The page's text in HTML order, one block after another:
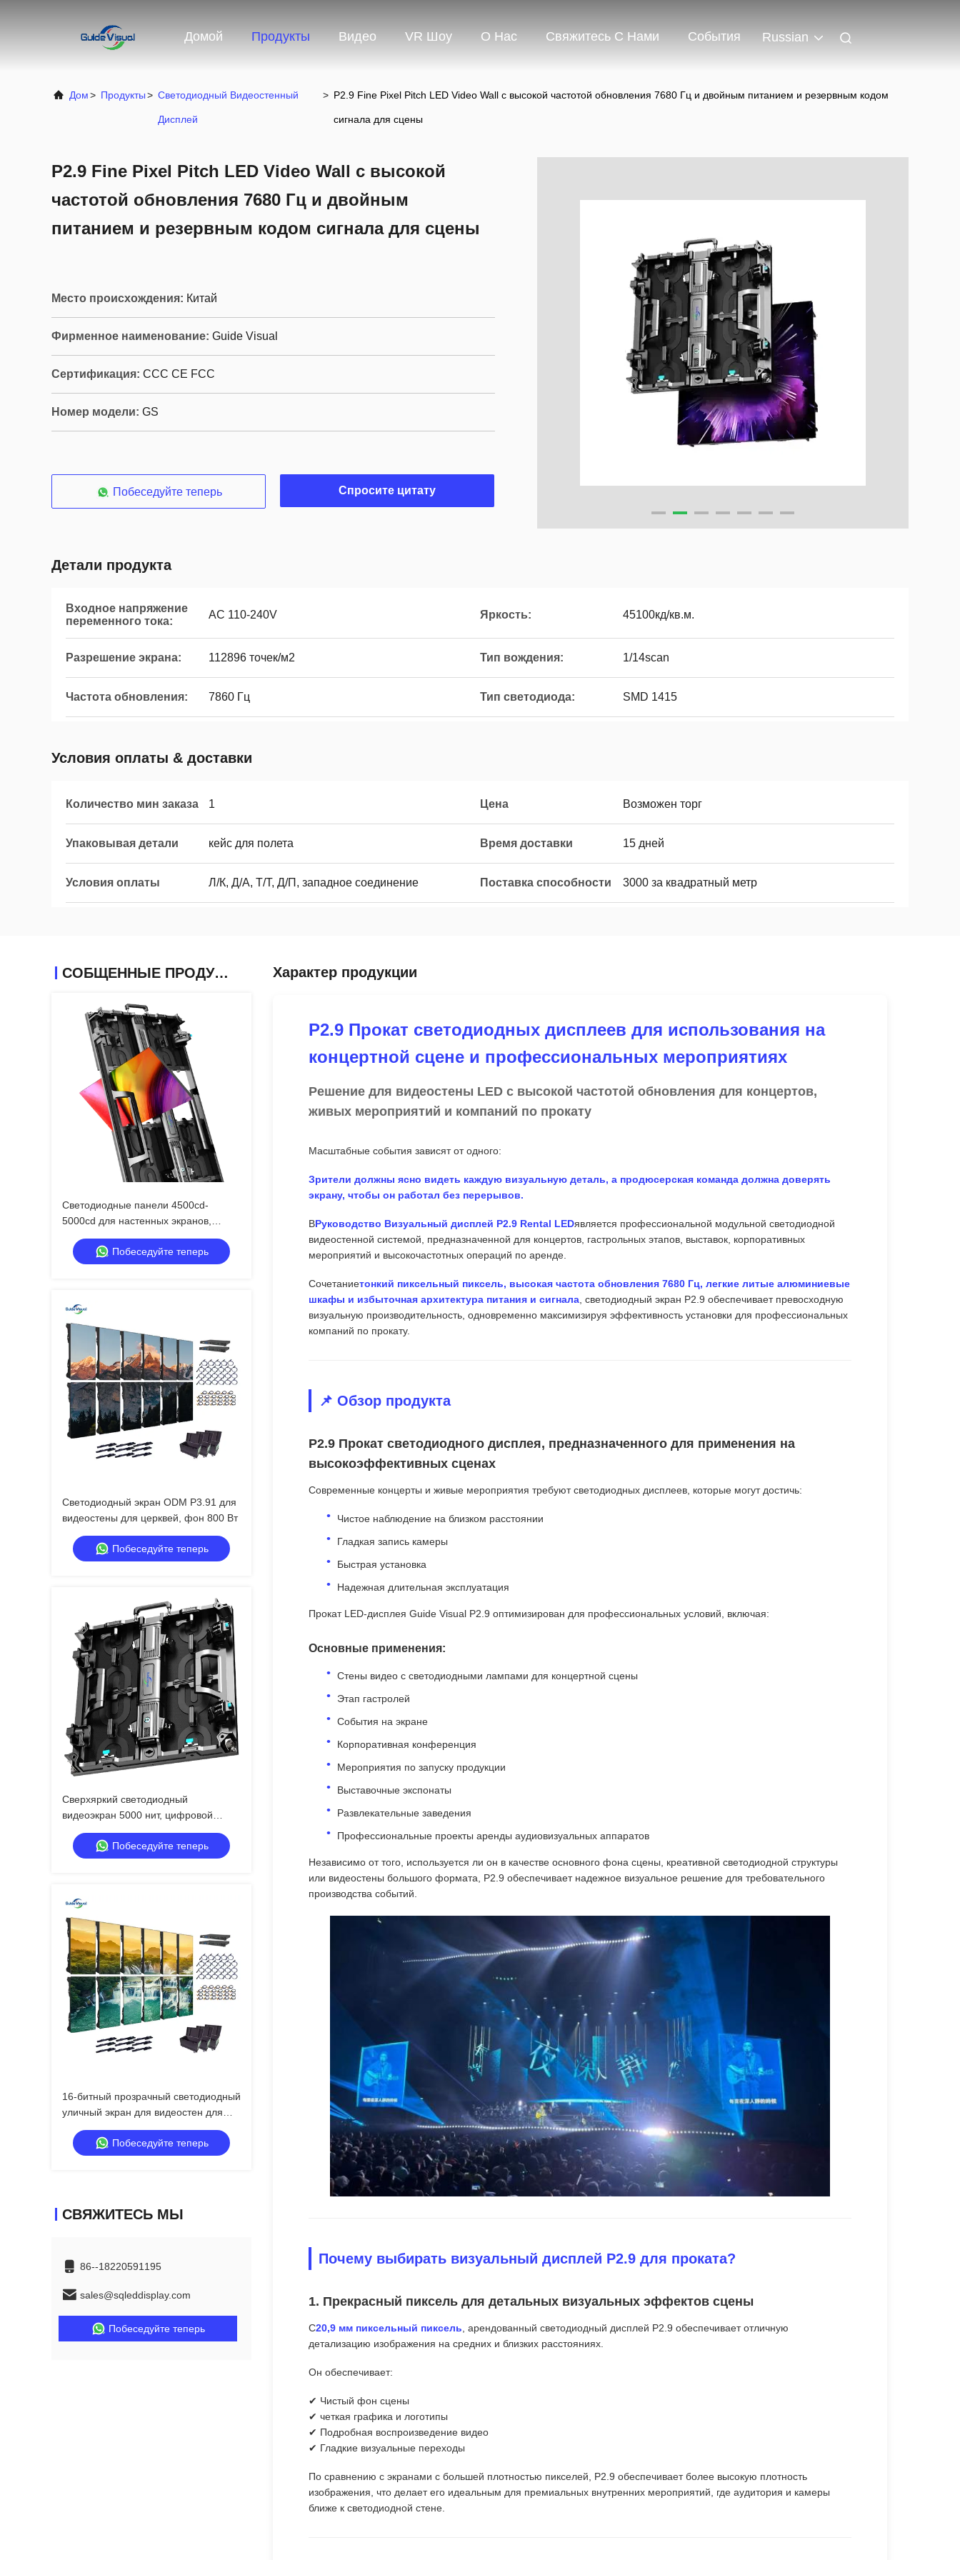
Домой Продукты Видео VR Шоу О Нас Свяжитесь С Нами События Russian
Дом> Продукты> Светодиодный Видеостенный
Дисплей
> P2.9 Fine Pixel Pitch LED Video Wall с высокой частотой обновления 7680 Гц и двойным питанием и резервным кодом
сигнала для сцены
P2.9 Fine Pixel Pitch LED Video Wall с высокой
частотой обновления 7680 Гц и двойным
питанием и резервным кодом сигнала для сцены
Место происхождения: Китай
Фирменное наименование: Guide Visual
Сертификация: CCC CE FCC
Номер модели: GS
Побеседуйте теперь Спросите цитату
Детали продукта
Входное напряжение
переменного тока:
AC 110-240V Яркость: 45100кд/кв.м.
Разрешение экрана: 112896 точек/м2 Тип вождения: 1/14scan
Частота обновления: 7860 Гц Тип светодиода: SMD 1415
Условия оплаты & доставки
Количество мин заказа 1 Цена Возможен торг
Упаковывая детали кейс для полета Время доставки 15 дней
Условия оплаты Л/К, Д/А, Т/Т, Д/П, западное соединение Поставка способности 3000 за квадратный метр
СОБЩЕННЫЕ ПРОДУКТЫ
Светодиодные панели 4500cd-
5000cd для настенных экранов,
цифровых дисплеев для наружной
рекламы
Побеседуйте теперь
Светодиодный экран ODM P3.91 для
видеостены для церквей, фон 800 Вт
Побеседуйте теперь
Сверхяркий светодиодный
видеоэкран 5000 нит, цифровой
экран P2.9 P3.9 для торгового центра
Побеседуйте теперь
16-битный прозрачный светодиодный
уличный экран для видеостен для
выставок и шоу
Побеседуйте теперь
СВЯЖИТЕСЬ МЫ
86--18220591195
sales@sqleddisplay.com
Побеседуйте теперь
Характер продукции
P2.9 Прокат светодиодных дисплеев для использования на
концертной сцене и профессиональных мероприятиях
Решение для видеостены LED с высокой частотой обновления для концертов,
живых мероприятий и компаний по прокату
Масштабные события зависят от одного:
Зрители должны ясно видеть каждую визуальную деталь, а продюсерская команда должна доверять
экрану, чтобы он работал без перерывов.
ВРуководство Визуальный дисплей P2.9 Rental LEDявляется профессиональной модульной светодиодной
видеостенной системой, предназначенной для концертов, гастрольных этапов, выставок, корпоративных
мероприятий и высокочастотных операций по аренде.
Сочетаниетонкий пиксельный пиксель, высокая частота обновления 7680 Гц, легкие литые алюминиевые
шкафы и избыточная архитектура питания и сигнала , светодиодный экран P2.9 обеспечивает превосходную
визуальную производительность, одновременно максимизируя эффективность установки для профессиональных
компаний по прокату.
📌 Обзор продукта
P2.9 Прокат светодиодного дисплея, предназначенного для применения на
высокоэффективных сценах
Современные концерты и живые мероприятия требуют светодиодных дисплеев, которые могут достичь:
Чистое наблюдение на близком расстоянии
Гладкая запись камеры
Быстрая установка
Надежная длительная эксплуатация
Прокат LED-дисплея Guide Visual P2.9 оптимизирован для профессиональных условий, включая:
Основные применения:
Стены видео с светодиодными лампами для концертной сцены
Этап гастролей
События на экране
Корпоративная конференция
Мероприятия по запуску продукции
Выставочные экспонаты
Развлекательные заведения
Профессиональные проекты аренды аудиовизуальных аппаратов
Независимо от того, используется ли он в качестве основного фона сцены, креативной светодиодной структуры
или видеостены большого формата, P2.9 обеспечивает надежное визуальное решение для требовательного
производства событий.
Почему выбирать визуальный дисплей P2.9 для проката?
1. Прекрасный пиксель для детальных визуальных эффектов сцены
С20,9 мм пиксельный пиксель, арендованный светодиодный дисплей P2.9 обеспечивает отличную
детализацию изображения на средних и близких расстояниях.
Он обеспечивает:
✔ Чистый фон сцены
✔ четкая графика и логотипы
✔ Подробная воспроизведение видео
✔ Гладкие визуальные переходы
По сравнению с экранами с большей плотностью пикселей, P2.9 обеспечивает более высокую плотность
изображения, что делает его идеальным для премиальных внутренних мероприятий, где аудитория и камеры
ближе к светодиодной стене.